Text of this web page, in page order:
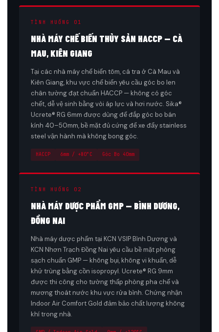
TÌNH HUỐNG 01
NHÀ MÁY CHẾ BIẾN THỦY SẢN HACCP — CÀ
MAU, KIÊN GIANG
Tại các nhà máy chế biến tôm, cá tra ở Cà Mau và
Kiên Giang, khu vực chế biến yêu cầu góc bo len
chân tường đạt chuẩn HACCP — không có góc
chết, dễ vệ sinh bằng vòi áp lực và hơi nước. Sika®
Ucrete® RG 6mm được dùng để đắp góc bo bán
kính 40–50mm, bề mặt đủ cứng để xe đẩy stainless
steel vận hành mà không bong góc.
HACCP 6mm / +80°C Góc Bo 40mm
TÌNH HUỐNG 02
NHÀ MÁY DƯỢC PHẨM GMP — BÌNH DƯƠNG,
ĐỒNG NAI
Nhà máy dược phẩm tại KCN VSIP Bình Dương và
KCN Nhơn Trạch Đồng Nai yêu cầu bề mặt phòng
sạch chuẩn GMP — không bụi, không vi khuẩn, dễ
khử trùng bằng cồn isopropyl. Ucrete® RG 9mm
được thi công cho tường thấp phòng pha chế và
mương thoát nước khu vực rửa bình. Chứng nhận
Indoor Air Comfort Gold đảm bảo chất lượng không
khí trong nhà.